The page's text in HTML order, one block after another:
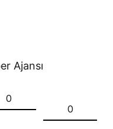
Ajansı
0
0